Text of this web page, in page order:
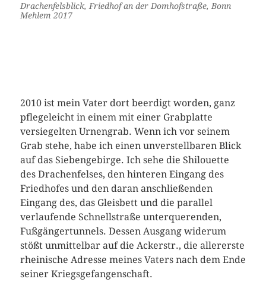
Drachenfelsblick, Friedhof an der Domhofstraße, Bonn
Mehlem 2017
2010 ist mein Vater dort beerdigt worden, ganz
pflegeleicht in einem mit einer Grabplatte
versiegelten Urnengrab. Wenn ich vor seinem
Grab stehe, habe ich einen unverstellbaren Blick
auf das Siebengebirge. Ich sehe die Shilouette
des Drachenfelses, den hinteren Eingang des
Friedhofes und den daran anschließenden
Eingang des, das Gleisbett und die parallel
verlaufende Schnellstraße unterquerenden,
Fußgängertunnels. Dessen Ausgang widerum
stößt unmittelbar auf die Ackerstr., die allererste
rheinische Adresse meines Vaters nach dem Ende
seiner Kriegsgefangenschaft.